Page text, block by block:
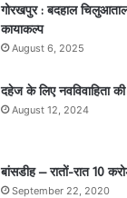
गोरखपुर : बदहाल
कायाकल्प
August 6, 2025
दहेज के लिए नवविवाहिता
August 12, 2024
बांसडीह – रातों-रात 10
September 22, 2020